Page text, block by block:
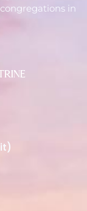
in